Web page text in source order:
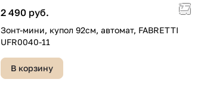
2 490 руб.
Зонт-мини, купол 92см, автомат, FABRETTI
UFR0040-11
В корзину